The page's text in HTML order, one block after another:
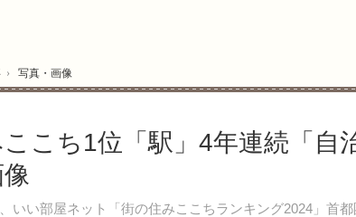
› 写真・画像
こち1位「駅」4年連続「自
いい部屋ネット「街の住みここちランキング2024」首